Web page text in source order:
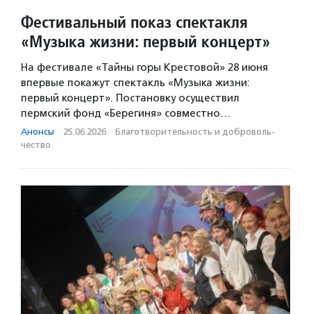
Фестивальный показ спектакля
«Музыка жизни: первый концерт»
На фестивале «Тайны горы Крестовой» 28 июня
впервые покажут спектакль «Музыка жизни:
первый концерт». Постановку осуществил
пермский фонд «Берегиня» совместно…
Анонсы · 25.06.2026 · Благотвори­тель­ность и доброволь­
чест­во